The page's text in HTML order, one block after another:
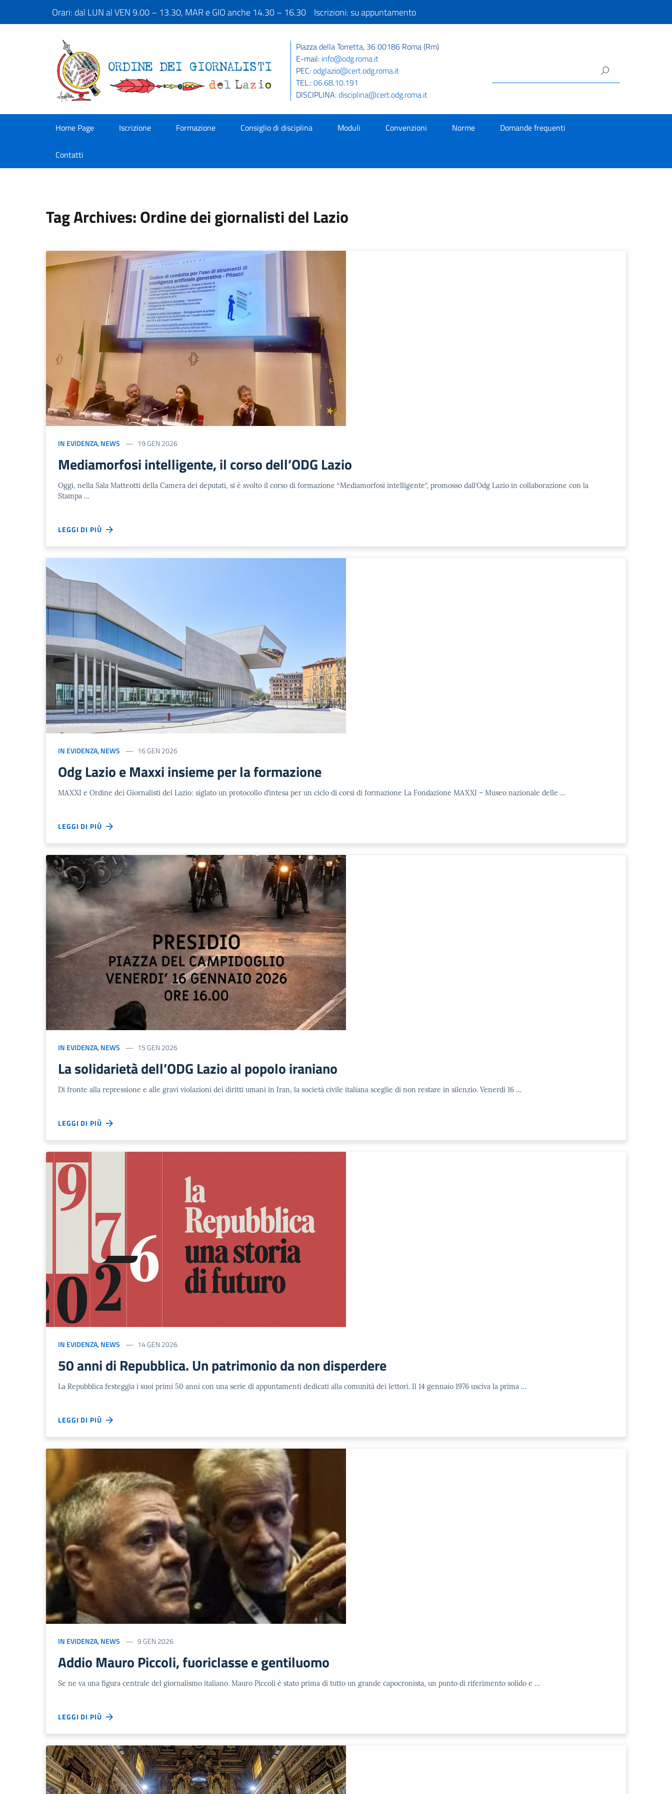
Orari: dal LUN al VEN 9.00 – 13.30, MAR e GIO anche 14.30 – 16.30 Iscrizioni: su appuntamento
Piazza della Torretta, 36 00186 Roma (Rm)
E-mail: info@odg.roma.it
PEC:odglazio@cert.odg.roma.it
TEL.:06.68.10.191
DISCIPLINA:disciplina@cert.odg.roma.it
Home Page Iscrizione Formazione Consiglio di disciplina Moduli Convenzioni Norme Domande frequenti
Contatti
Tag Archives: Ordine dei giornalisti del Lazio
IN EVIDENZA,NEWS 19 GEN 2026
Mediamorfosi intelligente, il corso dell’ODG Lazio
Oggi, nella Sala Matteotti della Camera dei deputati, si è svolto il corso di formazione “Mediamorfosi intelligente”, promosso dall’Odg Lazio in collaborazione con la
Stampa …
LEGGI DI PIÙ
IN EVIDENZA,NEWS 16 GEN 2026
Odg Lazio e Maxxi insieme per la formazione
MAXXI e Ordine dei Giornalisti del Lazio: siglato un protocollo d’intesa per un ciclo di corsi di formazione La Fondazione MAXXI – Museo nazionale delle …
LEGGI DI PIÙ
IN EVIDENZA,NEWS 15 GEN 2026
La solidarietà dell’ODG Lazio al popolo iraniano
Di fronte alla repressione e alle gravi violazioni dei diritti umani in Iran, la società civile italiana sceglie di non restare in silenzio. Venerdì 16 …
LEGGI DI PIÙ
IN EVIDENZA,NEWS 14 GEN 2026
50 anni di Repubblica. Un patrimonio da non disperdere
La Repubblica festeggia i suoi primi 50 anni con una serie di appuntamenti dedicati alla comunità dei lettori. Il 14 gennaio 1976 usciva la prima …
LEGGI DI PIÙ
IN EVIDENZA,NEWS 9 GEN 2026
Addio Mauro Piccoli, fuoriclasse e gentiluomo
Se ne va una figura centrale del giornalismo italiano. Mauro Piccoli è stato prima di tutto un grande capocronista, un punto di riferimento solido e …
LEGGI DI PIÙ